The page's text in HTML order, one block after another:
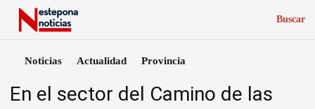
Buscar
Noticias Actualidad Provincia
En el sector del Camino de las